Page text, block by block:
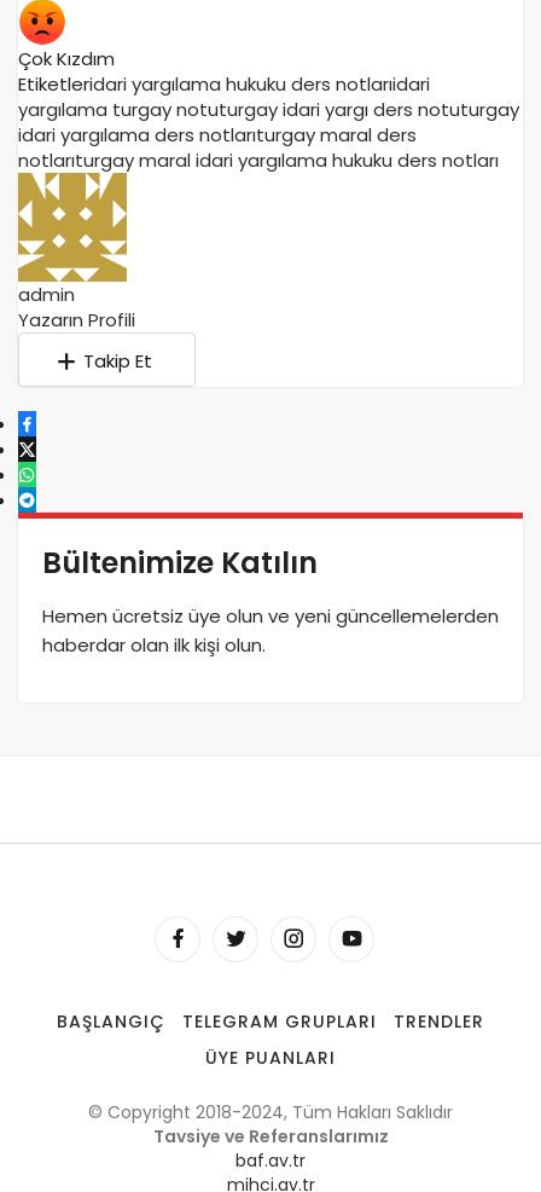
Çok Kızdım
Etiketleridari yargılama hukuku ders notlarıidari
yargılama turgay notuturgay idari yargı ders notuturgay
idari yargılama ders notlarıturgay maral ders
notlarıturgay maral idari yargılama hukuku ders notları
admin
Yazarın Profili
Takip Et
Bültenimize Katılın
Hemen ücretsiz üye olun ve yeni güncellemelerden
haberdar olan ilk kişi olun.
BAŞLANGIÇ TELEGRAM GRUPLARI
TRENDLER
ÜYE PUANLARI
© Copyright 2018-2024, Tüm Hakları Saklıdır
Tavsiye ve Referanslarımız
baf.av.tr
mihci.av.tr